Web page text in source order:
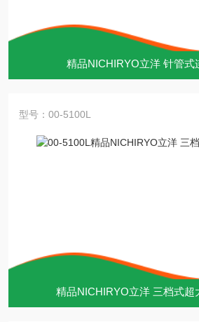
精品NICHIRYO立洋 针管式
型号：00-5100L
精品NICHIRYO立洋 三档式超